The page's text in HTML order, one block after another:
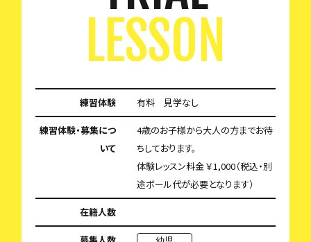
LESSON
練習体験 有料 見学なし
練習体験・募集につ
いて
4歳のお子様から大人の方までお待
ちしております。
体験レッスン料金 ￥1,000（税込・別
途ボール代が必要となります）
在籍人数